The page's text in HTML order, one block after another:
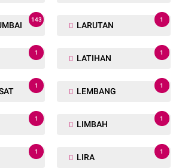
143
LARUTAN
1
1
LATIHAN
1
1
LEMBANG
1
1
LIMBAH
1
1
LIRA
1